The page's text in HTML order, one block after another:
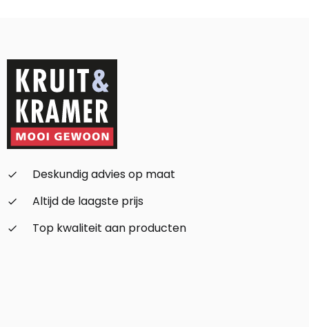
check_small
Deskundig advies op maat
check_small
Altijd de laagste prijs
check_small
Top kwaliteit aan producten